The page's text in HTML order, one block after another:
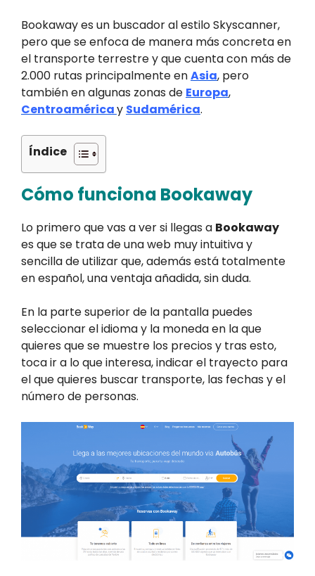
Bookaway es un buscador al estilo Skyscanner,
pero que se enfoca de manera más concreta en
el transporte terrestre y que cuenta con más de
2.000 rutas principalmente enAsia, pero
también en algunas zonas de Europa,
Centroaméricay Sudamérica.
Índice
Cómo funciona Bookaway
Lo primero que vas a ver si llegas a Bookaway
es que se trata de una web muy intuitiva y
sencilla de utilizar que, además está totalmente
en español, una ventaja añadida, sin duda.
En la parte superior de la pantalla puedes
seleccionar el idioma y la moneda en la que
quieres que se muestre los precios y tras esto,
toca ir a lo que interesa, indicar el trayecto para
el que quieres buscar transporte, las fechas y el
número de personas.